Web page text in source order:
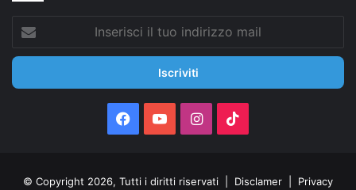
tuo
mail
Facebook
You Instagram
© Copyright 2026, Tutti i diritti riservati | Disclamer Privacy